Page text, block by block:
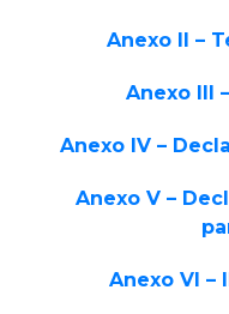
Anexo II –
Anexo III
Anexo IV –
Anexo V –
Anexo VI –